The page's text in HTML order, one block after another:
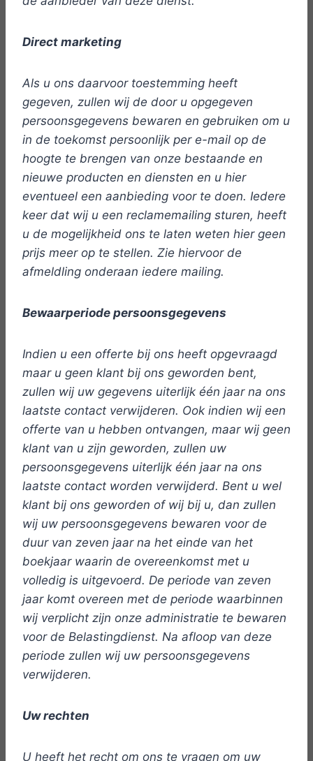
Direct marketing
Als u ons daarvoor toestemming heeft
gegeven, zullen wij de door u opgegeven
persoonsgegevens bewaren en gebruiken om u
in de toekomst persoonlijk per e-mail op de
hoogte te brengen van onze bestaande en
nieuwe producten en diensten en u hier
eventueel een aanbieding voor te doen. Iedere
keer dat wij u een reclamemailing sturen, heeft
u de mogelijkheid ons te laten weten hier geen
prijs meer op te stellen. Zie hiervoor de
afmeldling onderaan iedere mailing.
Bewaarperiode persoonsgegevens
Indien u een offerte bij ons heeft opgevraagd
maar u geen klant bij ons geworden bent,
zullen wij uw gegevens uiterlijk één jaar na ons
laatste contact verwijderen. Ook indien wij een
offerte van u hebben ontvangen, maar wij geen
klant van u zijn geworden, zullen uw
persoonsgegevens uiterlijk één jaar na ons
laatste contact worden verwijderd. Bent u wel
klant bij ons geworden of wij bij u, dan zullen
wij uw persoonsgegevens bewaren voor de
duur van zeven jaar na het einde van het
boekjaar waarin de overeenkomst met u
volledig is uitgevoerd. De periode van zeven
jaar komt overeen met de periode waarbinnen
wij verplicht zijn onze administratie te bewaren
voor de Belastingdienst. Na afloop van deze
periode zullen wij uw persoonsgegevens
verwijderen.
Uw rechten
U heeft het recht om ons te vragen om uw